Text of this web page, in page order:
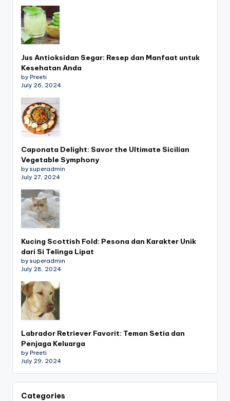
Jus Antioksidan Segar: Resep dan Manfaat untuk
Kesehatan Anda
by Preeti
July 26, 2024
Caponata Delight: Savor the Ultimate Sicilian
Vegetable Symphony
by superadmin
July 27, 2024
Kucing Scottish Fold: Pesona dan Karakter Unik
dari Si Telinga Lipat
by superadmin
July 28, 2024
Labrador Retriever Favorit: Teman Setia dan
Penjaga Keluarga
by Preeti
July 29, 2024
Categories